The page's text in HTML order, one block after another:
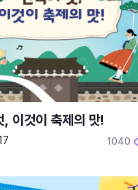
, 이것이 축제의 맛!
1040